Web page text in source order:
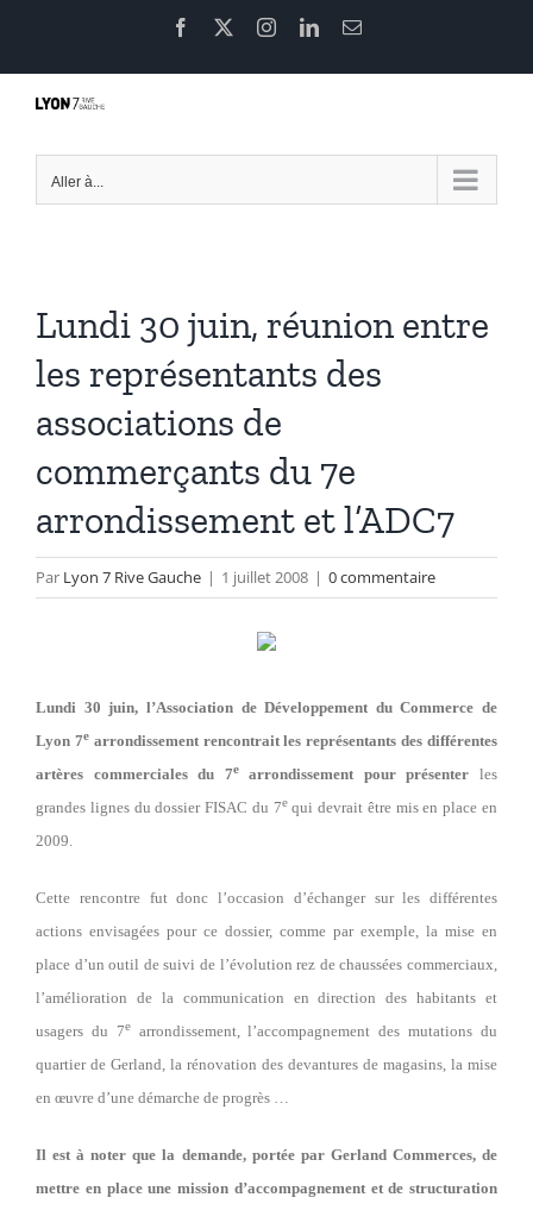
contenu
Facebook InstagramLinkedInEmail
Aller à...
Lundi 30 juin, réunion entre
les représentants des
associations de
commerçants du 7e
arrondissement et l’ADC7
Par Lyon 7 Rive Gauche | 1 juillet 2008 | 0 commentaire
Lundi 30 juin, l’Association de Développement du Commerce de
Lyon 7earrondissement rencontrait les représentants des différentes
artères commerciales du 7earrondissement pour présenter les
grandes lignes du dossier FISAC du 7equi devrait être mis en place en
2009.
Cette rencontre fut donc l’occasion d’échanger sur les différentes
actions envisagées pour ce dossier, comme par exemple, la mise en
place d’un outil de suivi de l’évolution rez de chaussées commerciaux,
l’amélioration de la communication en direction des habitants et
usagers du 7earrondissement, l’accompagnement des mutations du
quartier de Gerland, la rénovation des devantures de magasins, la mise
en œuvre d’une démarche de progrès …
Il est à noter que la demande, portée par Gerland Commerces, de
mettre en place une mission d’accompagnement et de structuration